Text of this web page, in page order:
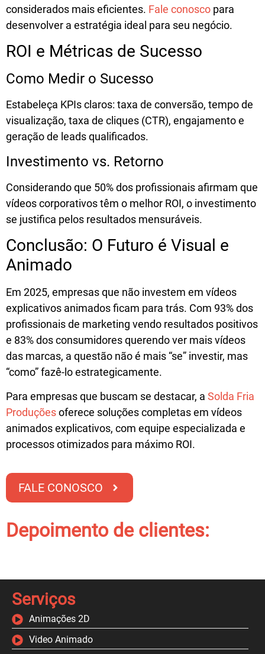
considerados mais eficientes. Fale conosco para
desenvolver a estratégia ideal para seu negócio.
ROI e Métricas de Sucesso
Como Medir o Sucesso
Estabeleça KPIs claros: taxa de conversão, tempo de
visualização, taxa de cliques (CTR), engajamento e
geração de leads qualificados.
Investimento vs. Retorno
Considerando que 50% dos profissionais afirmam que
vídeos corporativos têm o melhor ROI, o investimento
se justifica pelos resultados mensuráveis.
Conclusão: O Futuro é Visual e
Animado
Em 2025, empresas que não investem em vídeos
explicativos animadosficam para trás. Com 93% dos
profissionais de marketing vendo resultados positivos
e 83% dos consumidores querendo ver mais vídeos
das marcas, a questão não é mais “se” investir, mas
“como” fazê-lo estrategicamente.
Para empresas que buscam se destacar, a Solda Fria
Produçõesoferece soluções completas em vídeos
animados explicativos, com equipe especializada e
processos otimizados para máximo ROI.
FALE CONOSCO
Depoimento de clientes:
Serviços
Animações 2D
Video Animado